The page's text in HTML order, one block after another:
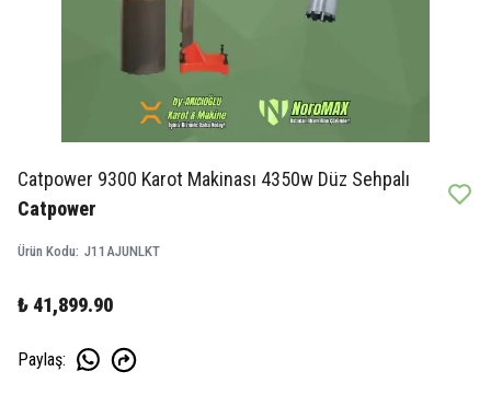
Catpower 9300 Karot Makinası 4350w Düz Sehpalı
Catpower
Ürün Kodu: J11AJUNLKT
₺ 41,899.90
Paylaş: